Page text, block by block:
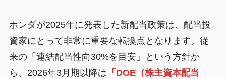
ホンダが2025年に発表した新配当政策は、配当投
資家にとって非常に重要な転換点となります。従
来の「連結配当性向30%を目安」という方針か
ら、2026年3月期以降は 「DOE（株主資本配当